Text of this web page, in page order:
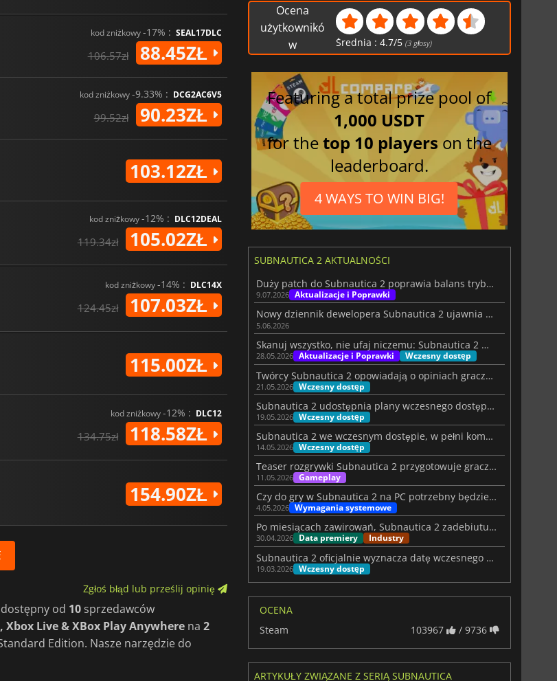
kod zniżkowy-17% : SEAL17DLC
106.57zł 88.45ZŁ
kod zniżkowy-9.33% : DCG2AC6V5
99.52zł 90.23ZŁ
103.12ZŁ
kod zniżkowy-12% : DLC12DEAL
119.34zł 105.02ZŁ
kod zniżkowy-14% : DLC14X
124.45zł 107.03ZŁ
115.00ZŁ
kod zniżkowy-12% : DLC12
134.75zł 118.58ZŁ
154.90ZŁ
Zgłoś błąd lub prześlij opinię
od 10 sprzedawców
Xbox Live & XBox Play Anywhere na 2
Edition. Nasze narzędzie do
portugalski
Niemiecki
Japoński
Meksykański
hiszpański
Włoski
Rosyjski
Ukraiński
Ocena
użytkownikó
w
Średnia :4.7/5 (3 głosy)
Featuring a total prize pool of
1,000 USDT
for thetop 10 players on the
leaderboard.
4 WAYS TO WIN BIG!
SUBNAUTICA 2 AKTUALNOŚCI
Duży patch do Subnautica 2 poprawia balans trybu przetrwania
9.07.2026 Aktualizacje i Poprawki
Nowy dziennik dewelopera Subnautica 2 ujawnia mroczne zmiany
5.06.2026
Skanuj wszystko, nie ufaj niczemu: Subnautica 2 ma mocny start
28.05.2026 Aktualizacje i Poprawki Wczesny dostęp
Twórcy Subnautica 2 opowiadają o opiniach graczy i o tym, co będzie dalej
21.05.2026 Wczesny dostęp
Subnautica 2 udostępnia plany wczesnego dostępu po masowej premierze
19.05.2026 Wczesny dostęp
Subnautica 2 we wczesnym dostępie, w pełni kompatybilna z Steam Deck
14.05.2026 Wczesny dostęp
Teaser rozgrywki Subnautica 2 przygotowuje graczy na premierę gry
11.05.2026 Gameplay
Czy do gry w Subnautica 2 na PC potrzebny będzie nowy sprzęt?
4.05.2026 Wymagania systemowe
Po miesiącach zawirowań, Subnautica 2 zadebiutuje 14 maja
30.04.2026 Data premiery Industry
Subnautica 2 oficjalnie wyznacza datę wczesnego dostępu po burzliwym czasie
19.03.2026 Wczesny dostęp
OCENA
Steam
103967 / 9736
ARTYKUŁY ZWIĄZANE Z SERIĄ SUBNAUTICA